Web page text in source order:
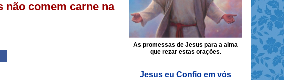
não comem carne na
As promessas de Jesus para a alma
que rezar estas orações.
Jesus eu Confio em vós